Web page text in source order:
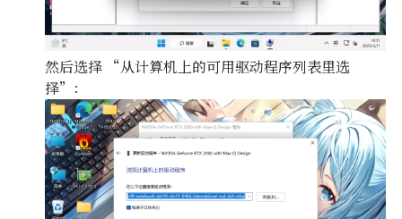
然后选择 “从计算机上的可用驱动程序列表里选
择”：